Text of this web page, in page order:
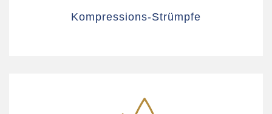
Kompressions-Strümpfe